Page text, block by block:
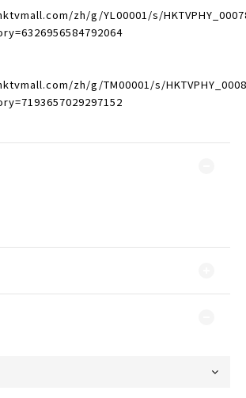
zh/g/YL00001/s/
zh/g/TM00001/s/